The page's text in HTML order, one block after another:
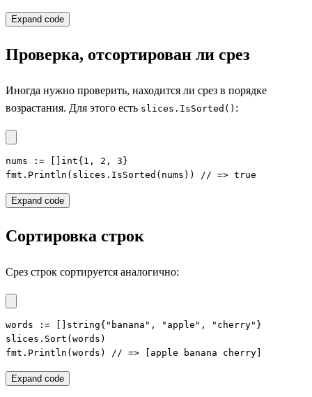
Expand code
Проверка, отсортирован ли срез
Иногда нужно проверить, находится ли срез в порядке
возрастания. Для этого есть slices.IsSorted() :
nums := []int{1, 2, 3}
fmt.Println(slices.IsSorted(nums)) // => true
Expand code
Сортировка строк
Срез строк сортируется аналогично:
words := []string{"banana", "apple", "cherry"}
slices.Sort(words)
fmt.Println(words) // => [apple banana cherry]
Expand code